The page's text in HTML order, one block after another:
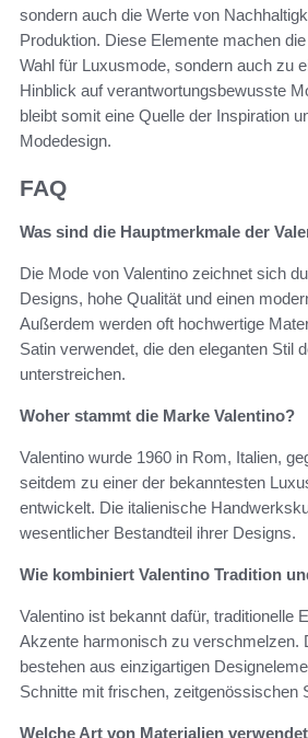
sondern auch die Werte von
Produktion. Diese Elemente machen
Wahl für Luxusmode, sondern auch zu
Hinblick auf verantwortungsbewusste
bleibt somit eine Quelle der Inspiration
Modedesign.
FAQ
Was sind die Hauptmerkmale der
Die Mode von Valentino zeichnet sich
Designs, hohe Qualität und einen
Außerdem werden oft hochwertige
Satin verwendet, die den eleganten Stil
unterstreichen.
Woher stammt die Marke Valentino?
Valentino wurde 1960 in Rom, Italien,
seitdem zu einer der bekanntesten
entwickelt. Die italienische
wesentlicher Bestandteil ihrer Designs.
Wie kombiniert Valentino Tradition
Valentino ist bekannt dafür, traditionelle
Akzente harmonisch zu verschmelzen.
bestehen aus einzigartigen
Schnitte mit frischen, zeitgenössischen
Welche Art von Materialien